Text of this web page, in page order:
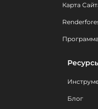
Карта
Блог